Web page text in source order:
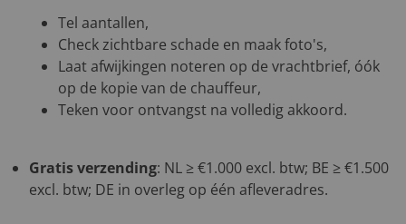
Tel aantallen,
Check zichtbare schade en maak foto's,
Laat afwijkingen noteren op de vrachtbrief, óók
op de kopie van de chauffeur,
Teken voor ontvangst na volledig akkoord.
Gratis verzending: NL ≥ €1.000 excl. btw; BE ≥ €1.500
excl. btw; DE in overleg op één afleveradres.